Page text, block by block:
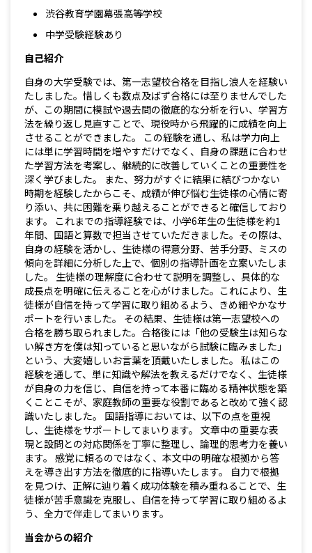
渋谷教育学園幕張高等学校
中学受験経験あり
自己紹介
自身の大学受験では、第一志望校合格を目指し浪人を経験い
たしました。惜しくも数点及ばず合格には至りませんでした
が、この期間に模試や過去問の徹底的な分析を行い、学習方
法を繰り返し見直すことで、現役時から飛躍的に成績を向上
させることができました。 この経験を通し、私は学力向上
には単に学習時間を増やすだけでなく、自身の課題に合わせ
た学習方法を考案し、継続的に改善していくことの重要性を
深く学びました。 また、努力がすぐに結果に結びつかない
時期を経験したからこそ、成績が伸び悩む生徒様の心情に寄
り添い、共に困難を乗り越えることができると確信しており
ます。 これまでの指導経験では、小学6年生の生徒様を約1
年間、国語と算数で担当させていただきました。その際は、
自身の経験を活かし、生徒様の得意分野、苦手分野、ミスの
傾向を詳細に分析した上で、個別の指導計画を立案いたしま
した。 生徒様の理解度に合わせて説明を調整し、具体的な
成長点を明確に伝えることを心がけました。これにより、生
徒様が自信を持って学習に取り組めるよう、きめ細やかなサ
ポートを行いました。 その結果、生徒様は第一志望校への
合格を勝ち取られました。合格後には「他の受験生は知らな
い解き方を僕は知っていると思いながら試験に臨みました」
という、大変嬉しいお言葉を頂戴いたしました。 私はこの
経験を通して、単に知識や解法を教えるだけでなく、生徒様
が自身の力を信じ、自信を持って本番に臨める精神状態を築
くことこそが、家庭教師の重要な役割であると改めて強く認
識いたしました。 国語指導においては、以下の点を重視
し、生徒様をサポートしてまいります。 文章中の重要な表
現と設問との対応関係を丁寧に整理し、論理的思考力を養い
ます。 感覚に頼るのではなく、本文中の明確な根拠から答
えを導き出す方法を徹底的に指導いたします。 自力で根拠
を見つけ、正解に辿り着く成功体験を積み重ねることで、生
徒様が苦手意識を克服し、自信を持って学習に取り組めるよ
う、全力で伴走してまいります。
当会からの紹介